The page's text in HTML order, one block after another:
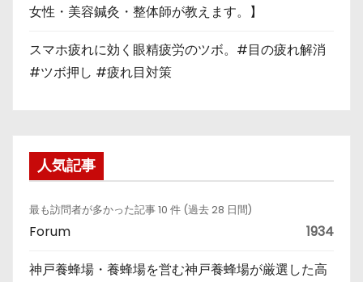
女性・美容鍼灸・整体師が教えます。】
スマホ疲れに効く眼精疲労のツボ。#目の疲れ解消
#ツボ押し #疲れ目対策
人気記事
最も訪問者が多かった記事 10 件 (過去 28 日間)
Forum 1934
神戸養蜂場・養蜂場を営む神戸養蜂場が厳選した高